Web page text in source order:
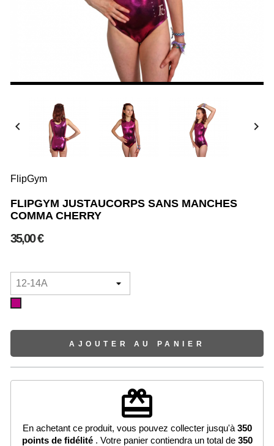
 
FlipGym
FLIPGYM JUSTAUCORPS SANS MANCHES
COMMA CHERRY
35,00 €
AJOUTER AU PANIER
redeem
En achetant ce produit, vous pouvez collecter jusqu'à 350
points de fidélité. Votre panier contiendra un total de 350